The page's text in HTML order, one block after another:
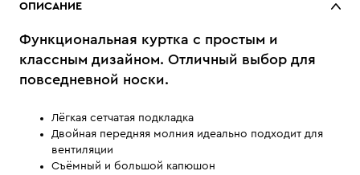
ОПИСАНИЕ
Функциональная куртка с простым и
классным дизайном. Отличный выбор для
повседневной носки.
Лёгкая сетчатая подкладка
Двойная передняя молния идеально подходит для
вентиляции
Съёмный и большой капюшон